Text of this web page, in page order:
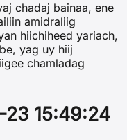
chadaj bainaa, ene
amidraliig
hiichiheed yariach,
yag uy hiij
chamladag
23 15:49:24